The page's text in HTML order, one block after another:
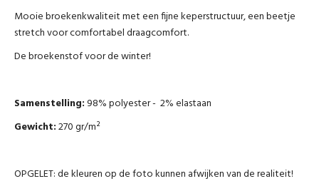
Mooie broekenkwaliteit met een fijne keperstructuur, een beetje
stretch voor comfortabel draagcomfort.
De broekenstof voor de winter!
Samenstelling: 98% polyester - 2% elastaan
Gewicht:270 gr/m²
OPGELET: de kleuren op de foto kunnen afwijken van de realiteit!